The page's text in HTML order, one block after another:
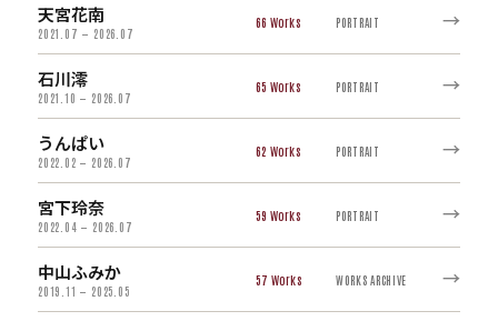
天宮花南
2021.07 — 2026.07
66 PORTRAIT →
石川澪
2021.10 — 2026.07
65 PORTRAIT →
うんぱい
2022.02 — 2026.07
62 PORTRAIT →
宮下玲奈
2022.04 — 2026.07
59 PORTRAIT →
中山ふみか
2019.11 — 2025.05
57 WORKS ARCHIVE →